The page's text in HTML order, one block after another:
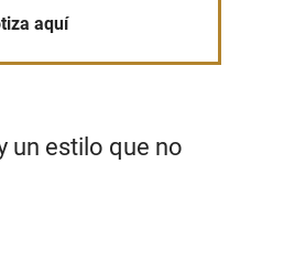
aquí
un estilo que no